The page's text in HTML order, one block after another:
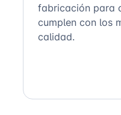
fabricación para
cumplen con los
calidad.